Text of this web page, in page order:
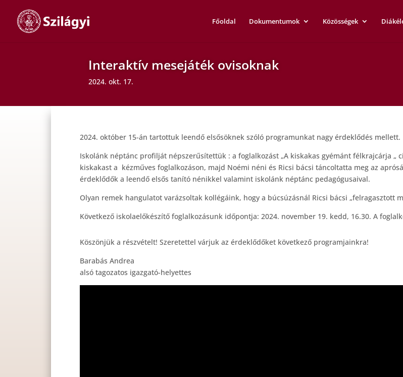
Főoldal Dokumentumok Közösségek
Interaktív mesejáték ovisoknak
2024. okt. 17.
2024. október 15-án tartottuk leendő elsősöknek szóló programunkat nagy érdeklődés mellett.
Iskolánk néptánc profilját népszerűsítettük : a foglalkozást „A kiskakas gyémánt félkrajcárja „
kiskakast a kézműves foglalkozáson, majd Noémi néni és Ricsi bácsi táncoltatta meg az
érdeklődők a leendő elsős tanító nénikkel valamint iskolánk néptánc pedagógusaival.
Olyan remek hangulatot varázsoltak kollégáink, hogy a búcsúzásnál Ricsi bácsi „felragasztott
Következő iskolaelőkészítő foglalkozásunk időpontja: 2024. november 19. kedd, 16.30. A
Köszönjük a részvételt! Szeretettel várjuk az érdeklődőket következő programjainkra!
Barabás Andrea
alsó tagozatos igazgató-helyettes